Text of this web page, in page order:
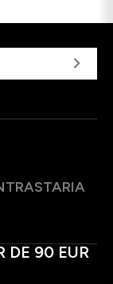
DE 90 EUR